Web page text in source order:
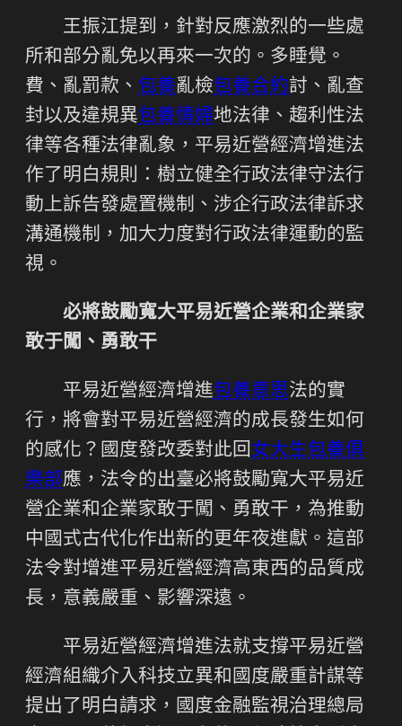
王振江提到，針對反應激烈的一些處
所和部分亂免以再來一次的。多睡覺。
費、亂罰款、 包養亂檢包養合約討、亂查
封以及違規異包養情婦地法律、趨利性法
律等各種法律亂象，平易近營經濟增進法
作了明白規則：樹立健全行政法律守法行
動上訴告發處置機制、涉企行政法律訴求
溝通機制，加大力度對行政法律運動的監
視。
必將鼓勵寬大平易近營企業和企業家
敢于闖、勇敢干
平易近營經濟增進包養意思法的實
行，將會對平易近營經濟的成長發生如何
的感化？國度發改委對此回女大生包養俱
樂部應，法令的出臺必將鼓勵寬大平易近
營企業和企業家敢于闖、勇敢干，為推動
中國式古代化作出新的更年夜進獻。這部
法令對增進平易近營經濟高東西的品質成
長，意義嚴重、影響深遠。
平易近營經濟增進法就支撐平易近營
經濟組織介入科技立異和國度嚴重計謀等
提出了明白請求，國度金融監視治理總局